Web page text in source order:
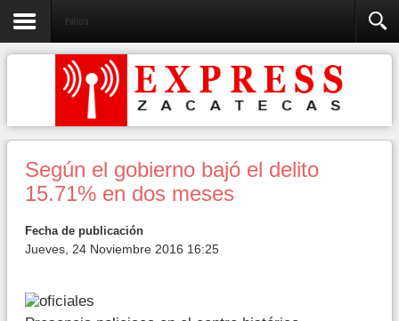
Policia
Según el gobierno bajó el delito
15.71% en dos meses
Fecha de publicación
Jueves, 24 Noviembre 2016 16:25